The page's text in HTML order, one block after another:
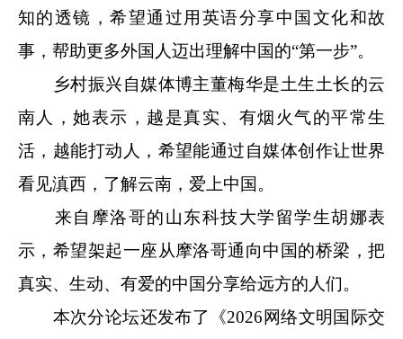
知的透镜，希望通过用英语分享中国文化和故
事，帮助更多外国人迈出理解中国的“第一步”。
乡村振兴自媒体博主董梅华是土生土长的云
南人，她表示，越是真实、有烟火气的平常生
活，越能打动人，希望能通过自媒体创作让世界
看见滇西，了解云南，爱上中国。
来自摩洛哥的山东科技大学留学生胡娜表
示，希望架起一座从摩洛哥通向中国的桥梁，把
真实、生动、有爱的中国分享给远方的人们。
本次分论坛还发布了《2026网络文明国际交